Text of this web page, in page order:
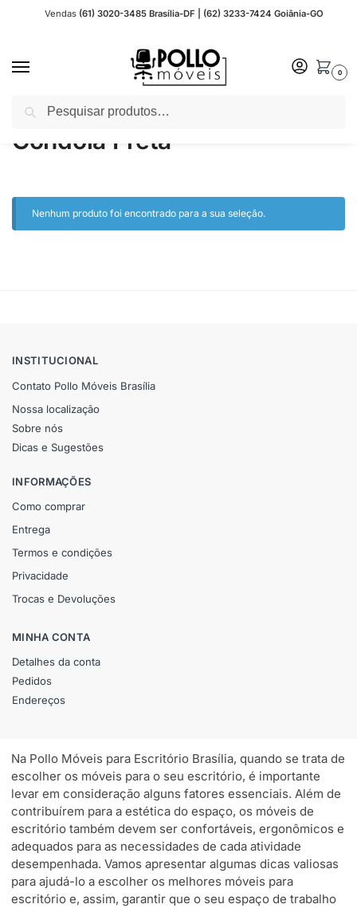
Vendas (61) 3020-3485 Brasília-DF | (62) 3233-7424 Goiânia-GO
0
Início Gôndolas de Aço / Central
Gôndola Preta
Nenhum produto foi encontrado para a sua seleção.
INSTITUCIONAL
Contato Pollo Móveis Brasília
Nossa localização
Sobre nós
Dicas e Sugestões
INFORMAÇÕES
Como comprar
Entrega
Termos e condições
Privacidade
Trocas e Devoluções
MINHA CONTA
Detalhes da conta
Pedidos
Endereços
Na Pollo Móveis para Escritório Brasília, quando se trata de
escolher os móveis para o seu escritório, é importante
levar em consideração alguns fatores essenciais. Além de
contribuírem para a estética do espaço, os móveis de
escritório também devem ser confortáveis, ergonômicos e
adequados para as necessidades de cada atividade
desempenhada. Vamos apresentar algumas dicas valiosas
para ajudá-lo a escolher os melhores móveis para
escritório e, assim, garantir que o seu espaço de trabalho